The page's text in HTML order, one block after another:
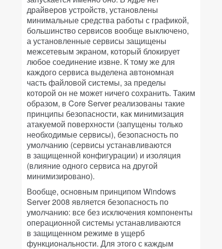
драйверов устройств, установлены
минимальные средства работы с графикой,
большинство сервисов вообще выключено,
а установленные сервисы защищены
межсетевым экраном, который блокирует
любое соединение извне. К тому же для
каждого сервиса выделена автономная
часть файловой системы, за пределы
которой он не может ничего сохранить. Таким
образом, в Core Server реализованы такие
принципы безопасности, как минимизация
атакуемой поверхности (запущены только
необходимые сервисы), безопасность по
умолчанию (сервисы устанавливаются
в защищенной конфигурации) и изоляция
(влияние одного сервиса на другой
минимизировано).
Вообще, основным принципом Windows
Server 2008 является безопасность по
умолчанию: все без исключения компоненты
операционной системы устанавливаются
в защищенном режиме в ущерб
функциональности. Для этого с каждым